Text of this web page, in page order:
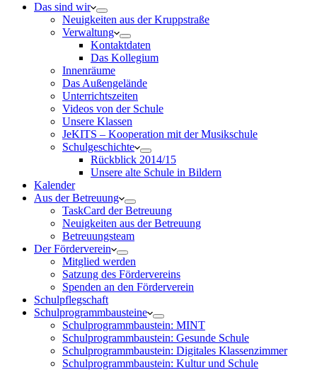
Das sind wir
Neuigkeiten aus der Kruppstraße
Verwaltung
Kontaktdaten
Das Kollegium
Innenräume
Das Außengelände
Unterrichtszeiten
Videos von der Schule
Unsere Klassen
JeKITS – Kooperation mit der Musikschule
Schulgeschichte
Rückblick 2014/15
Unsere alte Schule in Bildern
Kalender
Aus der Betreuung
TaskCard der Betreuung
Neuigkeiten aus der Betreuung
Betreuungsteam
Der Förderverein
Mitglied werden
Satzung des Fördervereins
Spenden an den Förderverein
Schulpflegschaft
Schulprogrammbausteine
Schulprogrammbaustein: MINT
Schulprogrammbaustein: Gesunde Schule
Schulprogrammbaustein: Digitales Klassenzimmer
Schulprogrammbaustein: Kultur und Schule